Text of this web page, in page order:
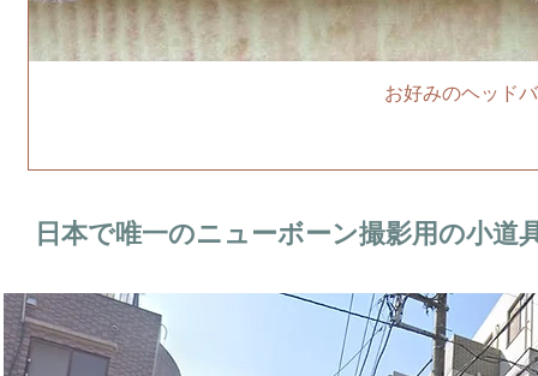
お好みのヘッド
日本で唯一のニューボーン撮影用の小道